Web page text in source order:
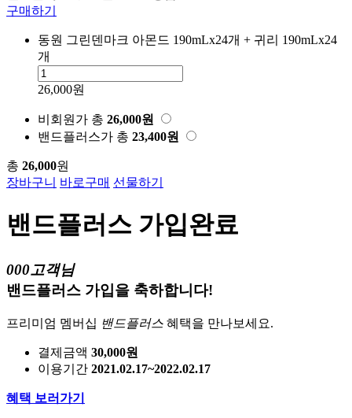
구매하기
동원 그린덴마크 아몬드 190mLx24개 + 귀리 190mLx24
개
26,000원
비회원가 총 26,000원
밴드플러스가 총 23,400원
총 26,000원
장바구니 바로구매 선물하기
밴드플러스 가입완료
000고객님
밴드플러스 가입을 축하합니다!
프리미엄 멤버십 밴드플러스 혜택을 만나보세요.
결제금액 30,000원
이용기간 2021.02.17~2022.02.17
혜택 보러가기